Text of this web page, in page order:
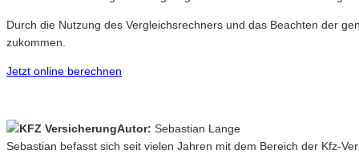
Durch die Nutzung des Vergleichsrechners und das Beachten der
zukommen.
Jetzt online berechnen
Autor: Sebastian Lange
Sebastian befasst sich seit vielen Jahren mit dem Bereich der Kfz-